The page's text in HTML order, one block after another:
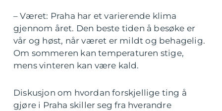
– Været: Praha har et varierende klima
gjennom året. Den beste tiden å besøke er
vår og høst, når været er mildt og behagelig.
Om sommeren kan temperaturen stige,
mens vinteren kan være kald.
Diskusjon om hvordan forskjellige ting å
gjøre i Praha skiller seg fra hverandre